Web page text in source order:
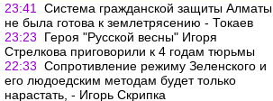
23:41
Система гражданской защиты Алматы
не была готова к землетрясению - Токаев
23:23
Героя "Русской весны" Игоря
Стрелкова приговорили к 4 годам тюрьмы
22:33 Сопротивление режиму Зеленского и
его людоедским методам будет только
нарастать, - Игорь Скрипка